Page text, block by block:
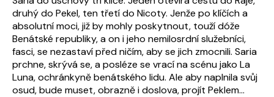
druhý do Pekel, ten třetí do Nicoty. Jenže po klíčích a
absolutní moci, již by mohly poskytnout, touží dóže
Benátské republiky, a on i jeho nemilosrdní služebníci,
fasci, se nezastaví před ničím, aby se jich zmocnili. Saria
prchne, skrývá se, a posléze se vrací na scénu jako La
Luna, ochránkyně benátského lidu. Ale aby naplnila svůj
osud, bude muset, obrazně i doslova, projít Peklem…